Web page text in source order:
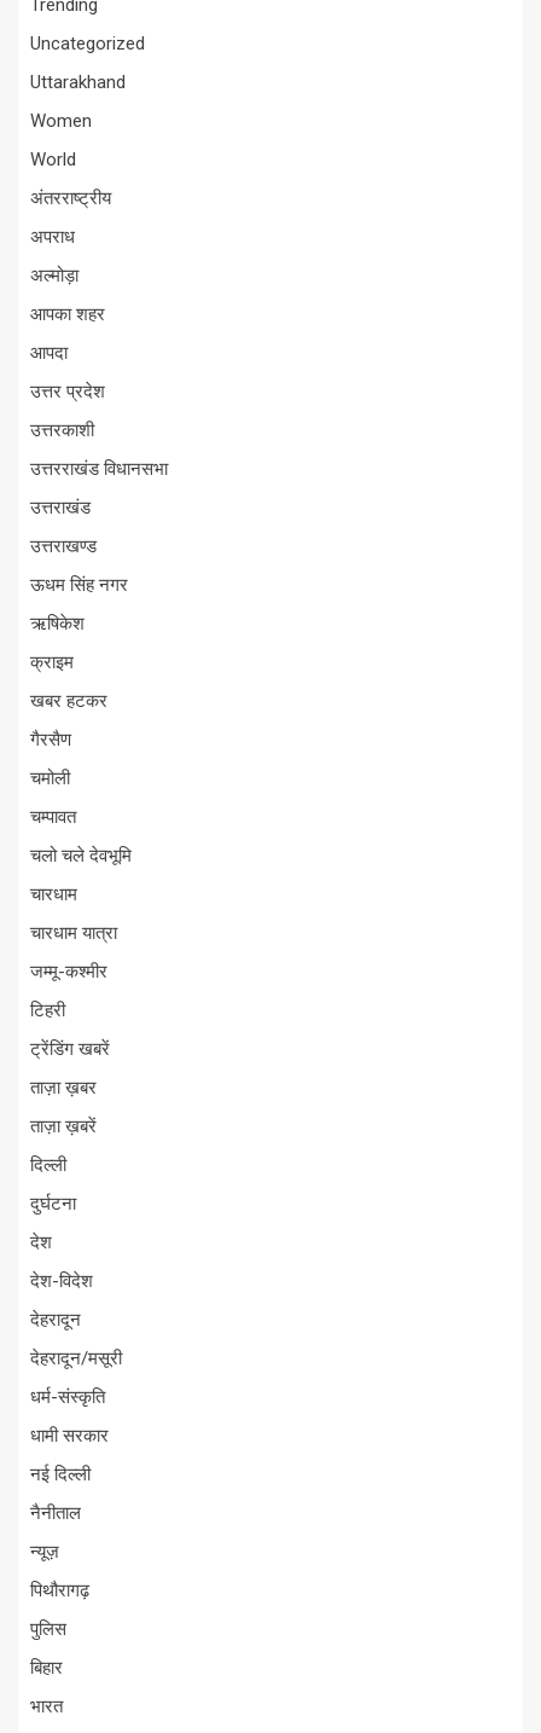
Trending
Uncategorized
Uttarakhand
Women
World
अंतरराष्ट्रीय
अपराध
अल्मोड़ा
आपका शहर
आपदा
उत्तर प्रदेश
उत्तरकाशी
उत्तरराखंड विधानसभा
उत्तराखंड
उत्तराखण्ड
ऊधम सिंह नगर
ऋषिकेश
क्राइम
खबर हटकर
गैरसैण
चमोली
चम्पावत
चलो चले देवभूमि
चारधाम
चारधाम यात्रा
जम्मू-कश्मीर
टिहरी
ट्रेंडिंग खबरें
ताज़ा ख़बर
ताज़ा ख़बरें
दिल्ली
दुर्घटना
देश
देश-विदेश
देहरादून
देहरादून/मसूरी
धर्म-संस्कृति
धामी सरकार
नई दिल्ली
नैनीताल
न्यूज़
पिथौरागढ़
पुलिस
बिहार
भारत